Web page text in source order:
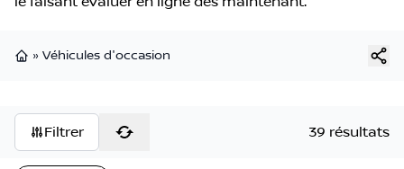
» Véhicules d'occasion
Filtrer 39 résultats